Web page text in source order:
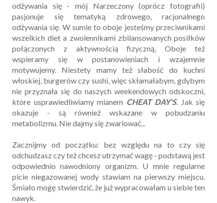
odżywania się - mój Narzeczony (oprócz fotografii)
pasjonuje się tematyką zdrowego, racjonalnego
odżywania się. W sumie to oboje jesteśmy przeciwnikami
wszelkich diet a zwolennikami zbilansowanych posiłków
połączonych z aktywnością fizyczną, Oboje też
wspieramy się w postanowieniach i wzajemnie
motywujemy. Niestety mamy też słabość do kuchni
włoskiej, burgerów czy sushi, więc skłamałabym, gdybym
nie przyznała się do naszych weekendowych odskoczni,
które usprawiedliwiamy mianem CHEAT DAY'S. Jak się
okazuje - są również wskazane w pobudzaniu
metabolizmu. Nie dajmy się zwariować...
Zacznijmy od początku: bez względu na to czy się
odchudzasz czy też chcesz utrzymać wagę - podstawą jest
odpowiednio nawodniony organizm. U mnie regularne
picie niegazowanej wody stawiam na pierwszy miejscu.
Śmiało mogę stwierdzić, że już wypracowałam u siebie ten
nawyk.